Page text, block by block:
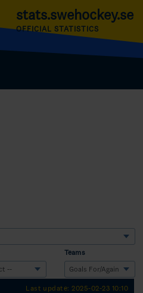
stats.swehockey.se
OFFICIAL STATISTICS
Teams
Last update: 2025-02-23 10:10